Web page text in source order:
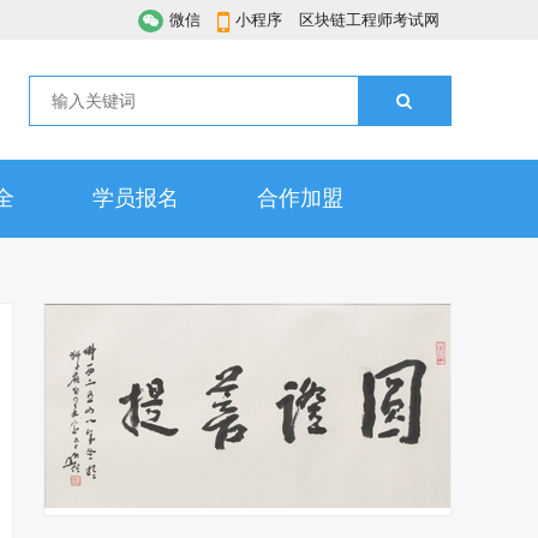
微信 小程序 区块链工程师考试网
学员报名 合作加盟